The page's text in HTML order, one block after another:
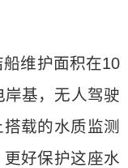
维护面积在10
基，无人驾驶
载的水质监测
好保护这座水